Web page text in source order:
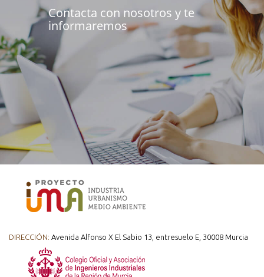
Contacta con nosotros y te
informaremos
DIRECCIÓN: Avenida Alfonso X El Sabio 13, entresuelo E, 30008 Murcia